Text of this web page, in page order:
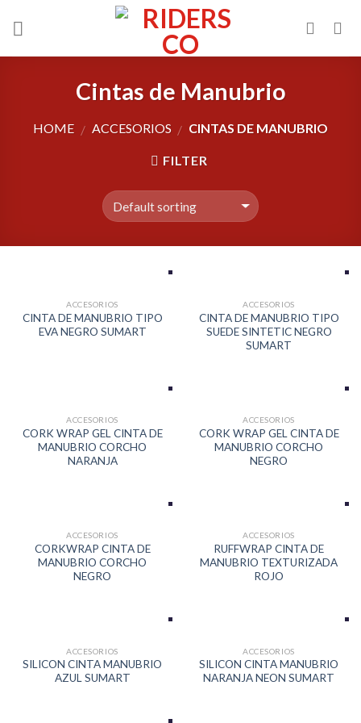
Cintas de Manubrio
HOME / ACCESORIOS / CINTAS DE MANUBRIO
FILTER
ACCESORIOS
CINTA DE MANUBRIO TIPO
EVA NEGRO SUMART
ACCESORIOS
CINTA DE MANUBRIO TIPO
SUEDE SINTETIC NEGRO
SUMART
ACCESORIOS
CORK WRAP GEL CINTA DE
MANUBRIO CORCHO
NARANJA
ACCESORIOS
CORK WRAP GEL CINTA DE
MANUBRIO CORCHO
NEGRO
ACCESORIOS
CORKWRAP CINTA DE
MANUBRIO CORCHO
NEGRO
ACCESORIOS
RUFFWRAP CINTA DE
MANUBRIO TEXTURIZADA
ROJO
ACCESORIOS
SILICON CINTA MANUBRIO
AZUL SUMART
ACCESORIOS
SILICON CINTA MANUBRIO
NARANJA NEON SUMART